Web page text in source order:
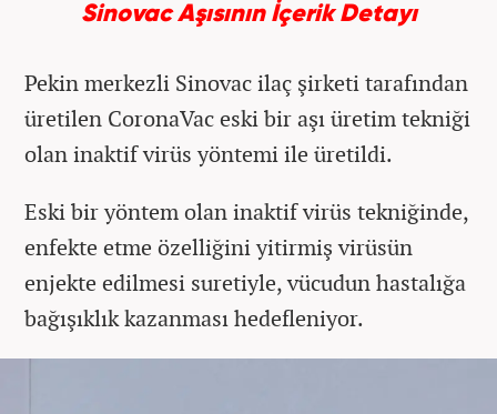
Sinovac Aşısının İçerik Detayı
Pekin merkezli Sinovac ilaç şirketi tarafından
üretilen CoronaVac eski bir aşı üretim tekniği
olan inaktif virüs yöntemi ile üretildi.
Eski bir yöntem olan inaktif virüs tekniğinde,
enfekte etme özelliğini yitirmiş virüsün
enjekte edilmesi suretiyle, vücudun hastalığa
bağışıklık kazanması hedefleniyor.